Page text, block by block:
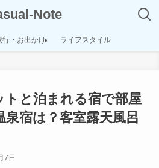
Note
行・お出かけ ライフスタイル
トと泊まれる宿で部屋
泉宿は？客室露天風呂
7日